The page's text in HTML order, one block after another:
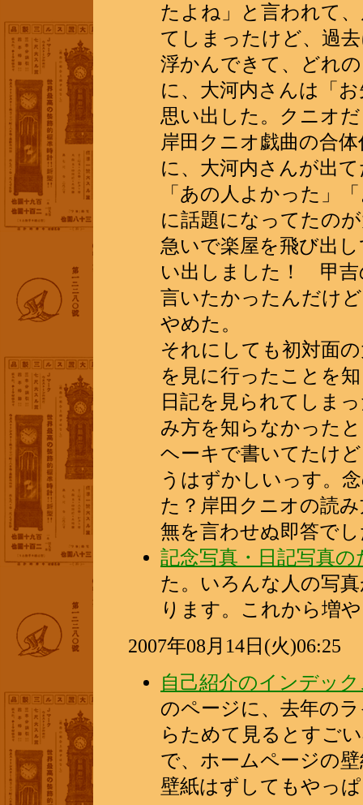
たよね」と言われて
てしまったけど、過
浮かんできて、どれ
に、大河内さんは「
思い出した。クニオ
岸田クニオ戯曲の合
に、大河内さんが出
「あの人よかった」
に話題になってたの
急いで楽屋を飛び出
い出しました！ 甲吉
言いたかったんだけ
やめた。
それにしても初対面
を見に行ったことを
日記を見られてしま
み方を知らなかった
ヘーキで書いてたけ
うはずかしいっす。
た？岸田クニオの読
無を言わせぬ即答で
記念写真・日記写真
た。いろんな人の写
ります。これから増
2007年08月14日(火)06:25
自己紹介のインデッ
のページに、去年の
らためて見るとすご
で、ホームページの
壁紙はずしてもやっ